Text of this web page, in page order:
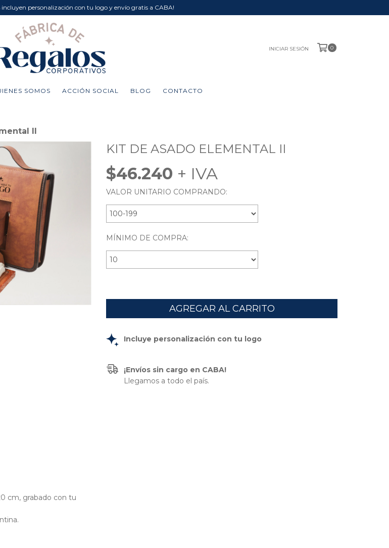
incluyen personalización con tu logo y envío gratis a CABA!
INICIAR SESIÓN 0
SOMOS ACCIÓN SOCIAL BLOG CONTACTO
II
cm, grabado con tu
KIT DE ASADO ELEMENTAL II
$46.240
VALOR UNITARIO COMPRANDO:
MÍNIMO DE COMPRA:
Incluye personalización con tu logo
¡Envíos sin cargo en CABA!
Llegamos a todo el país.